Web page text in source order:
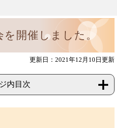
を開催しました。
更新日：2021年12月10日更新
内目次